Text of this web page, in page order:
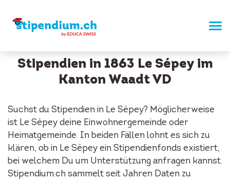
Stipendien in 1863 Le Sépey im
Kanton Waadt VD
Suchst du Stipendien in Le Sépey? Möglicherweise
ist Le Sépey deine Einwohnergemeinde oder
Heimatgemeinde. In beiden Fällen lohnt es sich zu
klären, ob in Le Sépey ein Stipendienfonds existiert,
bei welchem Du um Unterstützung anfragen kannst.
Stipendium.ch sammelt seit Jahren Daten zu